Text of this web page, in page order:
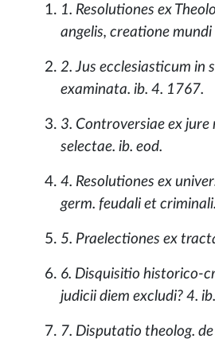
1. Resolutiones ex
angelis, creatione
2. Jus ecclesiasticum in
examinata. ib. 4. 1767.
3. Controversiae ex
selectae. ib. eod.
4. Resolutiones ex
germ. feudali et
5. Praelectiones ex
6. Disquisitio historico-
judicii diem excludi? 4.
7. Disputatio theolog.